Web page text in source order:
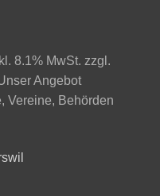
8.1% MwSt. zzgl.
Angebot
Vereine, Behörden